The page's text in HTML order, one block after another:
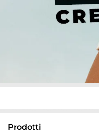
Prodotti